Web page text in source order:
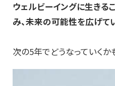
ウェルビーイングに生きる
み、未来の可能性を広げてい
次の5年でどうなっていくか